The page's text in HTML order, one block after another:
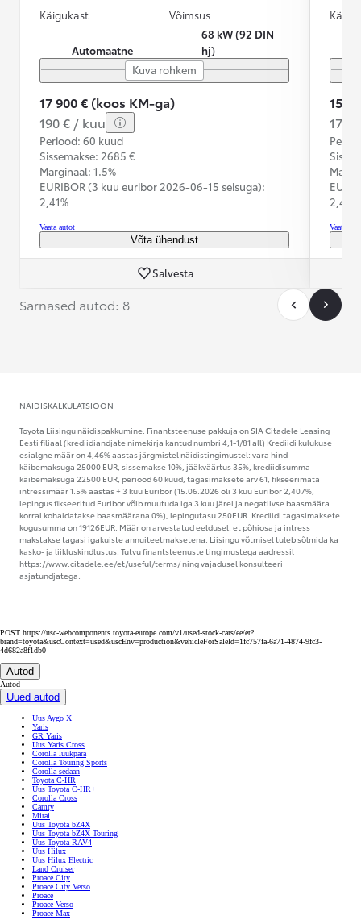
Käigukast
Automaatne
Võimsus
68 kW (92 DIN
hj)
Kuva rohkem
17 900 € (koos KM-ga)
190 € / kuu
Periood: 60 kuud
Sissemakse: 2685 €
Marginaal: 1.5%
EURIBOR (3 kuu euribor 2026-06-15 seisuga):
2,41%
Vaata autot
Võta ühendust
Salvesta
15
172
2,41%
Vaata
Sarnased autod: 8
NÄIDISKALKULATSIOON
Toyota Liisingu näidispakkumine. Finantsteenuse pakkuja on SIA Citadele Leasing
Eesti filiaal (krediidiandjate nimekirja kantud numbri 4,1-1/81 all) Krediidi kulukuse
esialgne määr on 4,46% aastas järgmistel näidistingimustel: vara hind
käibemaksuga 25000 EUR, sissemakse 10%, jääkväärtus 35%, krediidisumma
käibemaksuga 22500 EUR, periood 60 kuud, tagasimaksete arv 61, fikseerimata
intressimäär 1.5% aastas + 3 kuu Euribor (15.06.2026 oli 3 kuu Euribor 2,407%,
lepingus fikseeritud Euribor võib muutuda iga 3 kuu järel ja negatiivse baasmäära
korral kohaldatakse baasmäärana 0%), lepingutasu 250EUR. Krediidi tagasimaksete
kogusumma on 19126EUR. Määr on arvestatud eeldusel, et põhiosa ja intress
makstakse tagasi igakuiste annuiteetmaksetena. Liisingu võtmisel tuleb sõlmida ka
kasko- ja liikluskindlustus. Tutvu finantsteenuste tingimustega aadressil
https://www.citadele.ee/et/useful/terms/ ning vajadusel konsulteeri
asjatundjatega.
POST https://usc-webcomponents.toyota-europe.com/v1/used-stock-cars/ee/et?
brand=toyota&uscContext=used&uscEnv=production&vehicleForSaleId=1fc757fa-6a71-4874-9fc3-
4d682a8f1db0
Autod
Autod
Uued autod
Uus Aygo X
Yaris
GR Yaris
Uus Yaris Cross
Corolla luukpära
Corolla Touring Sports
Corolla sedaan
Toyota C-HR
Uus Toyota C-HR+
Corolla Cross
Camry
Mirai
Uus Toyota bZ4X
Uus Toyota bZ4X Touring
Uus Toyota RAV4
Uus Hilux
Uus Hilux Electric
Land Cruiser
Proace City
Proace City Verso
Proace
Proace Verso
Proace Max